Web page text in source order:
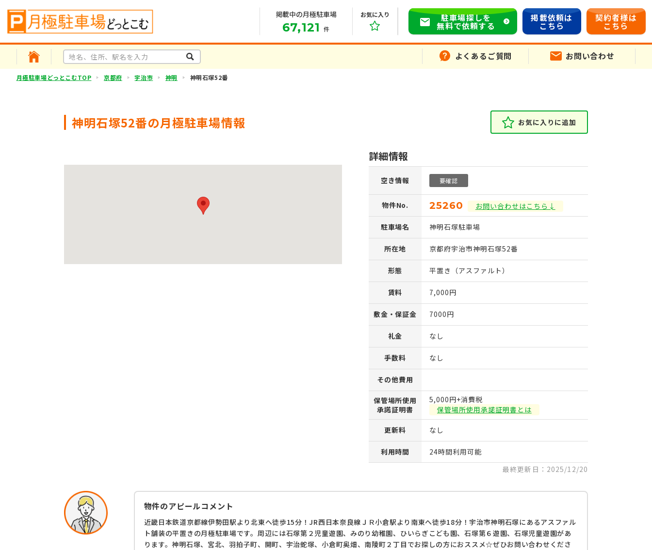
掲載中の月極駐車場
67,121 件
お気に入り 駐車場探しを
無料で依頼する
掲載依頼は
こちら
契約者様は
こちら
よくあるご質問 お問い合わせ
月極駐車場どっとこむTOP 京都府 宇治市 神明 神明石塚52番
神明石塚52番の月極駐車場情報 お気に入りに追加
詳細情報
空き情報 要確認
物件No. 25260 お問い合わせはこちら↓
駐車場名 神明石塚駐車場
所在地 京都府宇治市神明石塚52番
形態 平置き（アスファルト）
賃料 7,000円
敷金・保証金 7000円
礼金 なし
手数料 なし
その他費用
保管場所使用
承諾証明書
5,000円+消費税
保管場所使用承諾証明書とは
更新料 なし
利用時間
24時間利用可能
最終更新日：2025/12/20
物件のアピールコメント
近畿日本鉄道京都線伊勢田駅より北東へ徒歩15分！JR西日本奈良線ＪＲ小倉駅より南東へ徒歩18分！宇治市神明石塚にあるアスファル
ト舗装の平置きの月極駐車場です。周辺には石塚第２児童遊園、みのり幼稚園、ひいらぎこども園、石塚第６遊園、石塚児童遊園があ
ります。神明石塚、宮北、羽拍子町、開町、宇治蛇塚、小倉町奥畑、南陵町２丁目でお探しの方におススメ☆ぜひお問い合わせくださ